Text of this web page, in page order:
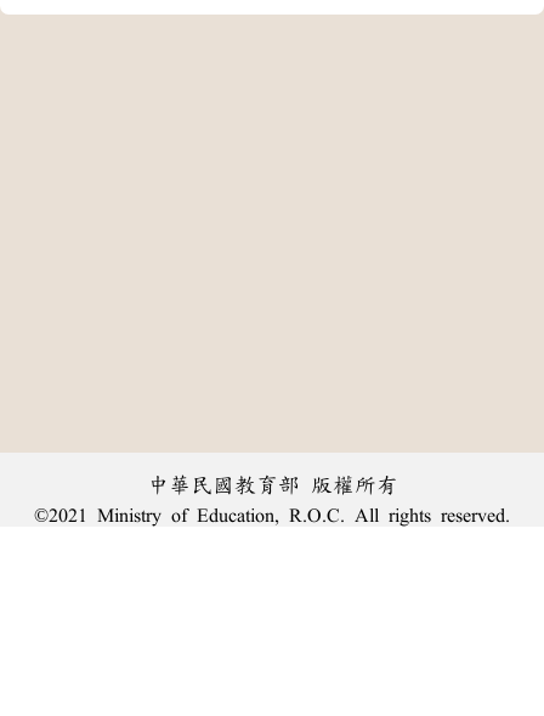
中華民國教育部 版權所有
©2021 Ministry of Education, R.O.C. All rights reserved.